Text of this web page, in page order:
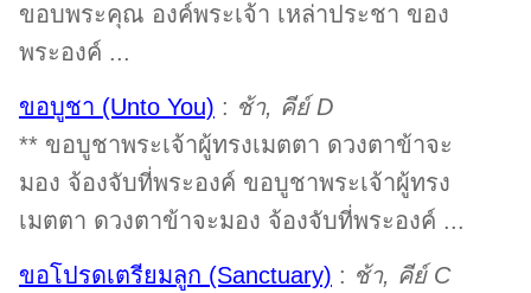
ขอบพระคุณ องค์พระเจ้า เหล่าประชา ของ
พระองค์ ...
ขอบูชา (Unto You) : ช้า, คีย์ D
** ขอบูชาพระเจ้าผู้ทรงเมตตา ดวงตาข้าจะ
มอง จ้องจับที่พระองค์ ขอบูชาพระเจ้าผู้ทรง
เมตตา ดวงตาข้าจะมอง จ้องจับที่พระองค์ ...
ขอโปรดเตรียมลูก (Sanctuary) : ช้า, คีย์ C